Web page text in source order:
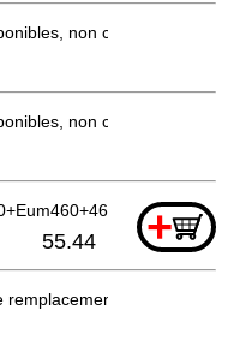
non commandable
non commandable
* +
55.44